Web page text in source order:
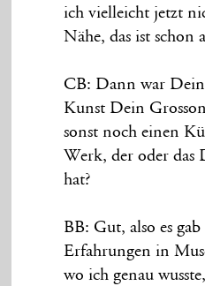
ich vielleicht jetzt
Nähe, das ist schon
CB: Dann war
Kunst Dein
sonst noch einen
Werk, der oder das
hat?
BB: Gut, also es gab
Erfahrungen in
wo ich genau